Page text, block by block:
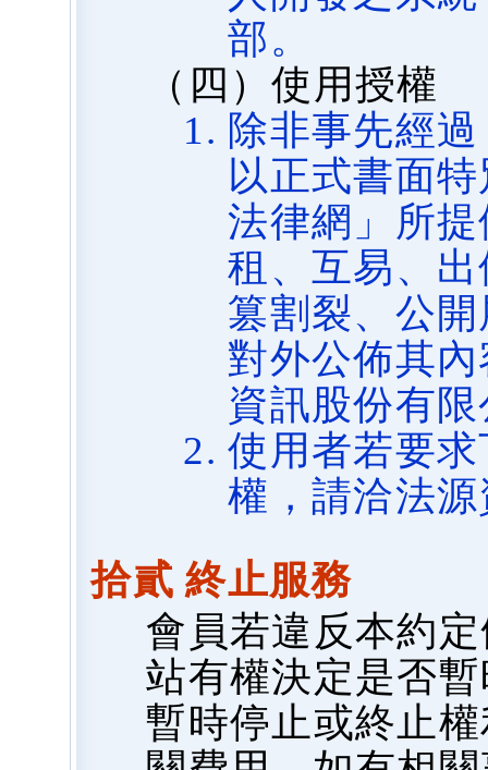
部。
（四）使用授權
除非事先經
以正式書面
法律網」所
租、互易、
篡割裂、公
對外公佈其
資訊股份有
使用者若要
權，請洽法
拾貳 終止服務
會員若違反本約
站有權決定是否
暫時停止或終止